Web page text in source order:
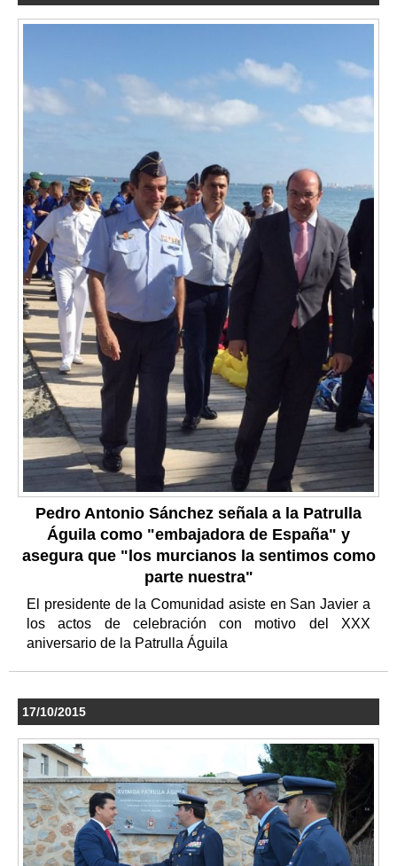
Pedro Antonio Sánchez señala a la Patrulla
Águila como "embajadora de España" y
asegura que "los murcianos la sentimos como
parte nuestra"
El presidente de la Comunidad asiste en San Javier a
los actos de celebración con motivo del XXX
aniversario de la Patrulla Águila
17/10/2015